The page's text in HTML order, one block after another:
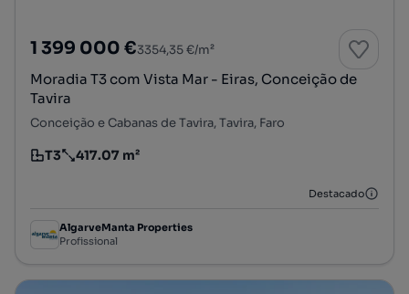
1 399 000 €3354,35 €/m²
Moradia T3 com Vista Mar - Eiras, Conceição de
Tavira
Conceição e Cabanas de Tavira, Tavira, Faro
Tipologia
T3
Preço por metro quadrado
417.07 m²
Destacado
AlgarveManta Properties
Profissional